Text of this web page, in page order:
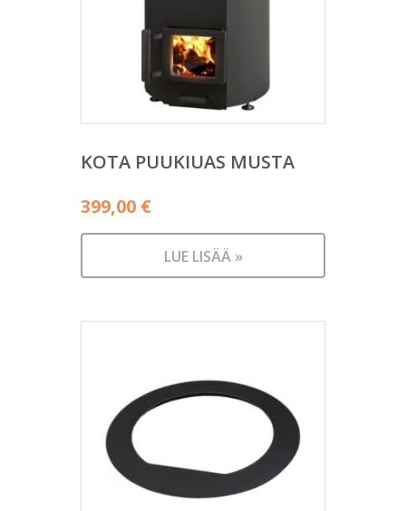
KOTA PUUKIUAS MUSTA
399,00 €
LUE LISÄÄ »